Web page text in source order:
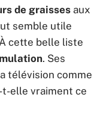
de graisses aux
semble utile
cette belle liste
. Ses
télévision comme
t-elle vraiment ce